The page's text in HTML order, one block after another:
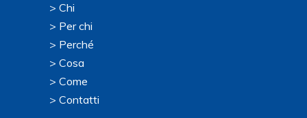
> Chi
> Per chi
> Perché
> Cosa
> Come
> Contatti